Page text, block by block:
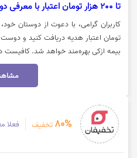
تا 200 هزار تومان اعتبار با معرفی دوستان به ازکی
بیمه ازکی بهره‌مند خواهد شد. کافیست
در ازکی ثبت‌نام کرده و اولین خرید
که میزان اعتبار شما و تخفیف دوستتان
تخفیف استفاده کنند. برای دریافت
«خرید کنید» کلیک نمایید.
80% تخفیف فعلا